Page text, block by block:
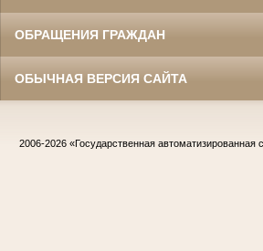
ОБРАЩЕНИЯ ГРАЖДАН
ОБЫЧНАЯ ВЕРСИЯ САЙТА
2006-2026 «Государственная